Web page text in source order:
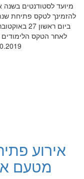
מיועד לסטודנטים
להזמינך לטקס פתיחת
לאחר הטקס הלימודים
27.10.2019 בשעה
אירוע
מטעם